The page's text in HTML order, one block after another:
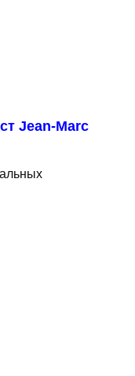
Jean-Marc